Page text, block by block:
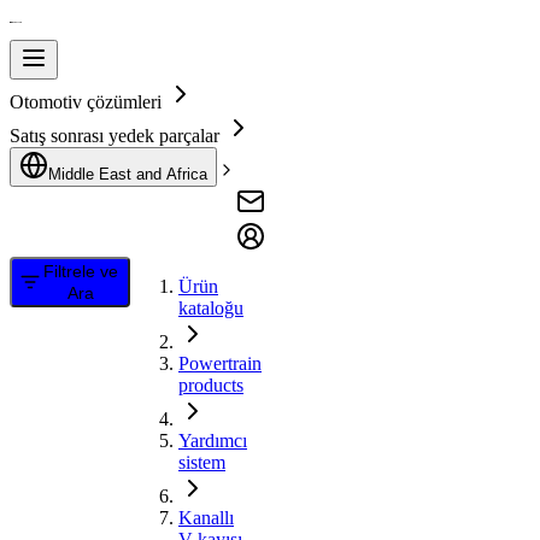
Otomotiv çözümleri
Satış sonrası yedek parçalar
Middle East and Africa
Filtrele ve
Ara
Ürün
kataloğu
Powertrain
products
Yardımcı
sistem
Kanallı